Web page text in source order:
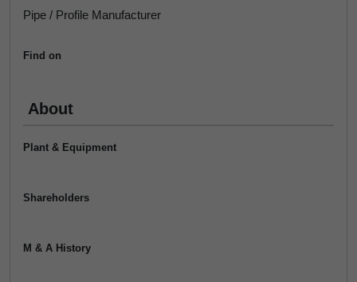
Pipe / Profile Manufacturer
Find on
About
Plant & Equipment
Shareholders
M & A History